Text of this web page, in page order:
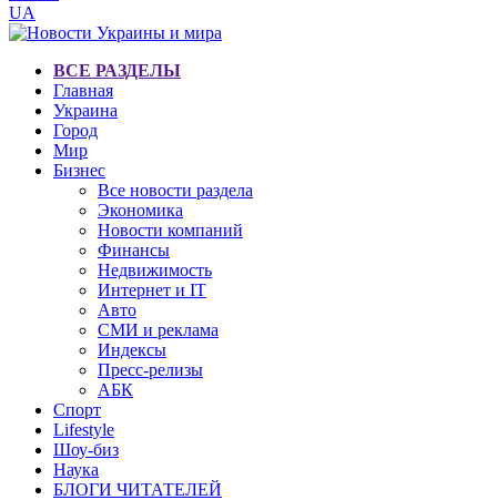
UA
ВСЕ РАЗДЕЛЫ
Главная
Украина
Город
Мир
Бизнес
Все новости раздела
Экономика
Новости компаний
Финансы
Недвижимость
Интернет и IT
Авто
СМИ и реклама
Индексы
Пресс-релизы
АБК
Спорт
Lifestyle
Шоу-биз
Наука
БЛОГИ ЧИТАТЕЛЕЙ